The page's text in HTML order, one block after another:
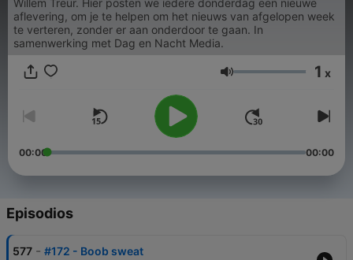
Willem Treur. Hier posten we iedere donderdag een nieuwe
aflevering, om je te helpen om het nieuws van afgelopen week
te verteren, zonder er aan onderdoor te gaan. In
samenwerking met Dag en Nacht Media.
Volumen 1 x
00:00 00:00
Episodios
577 - #172 - Boob sweat